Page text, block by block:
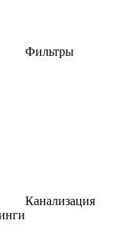
Фильтры
Канализация